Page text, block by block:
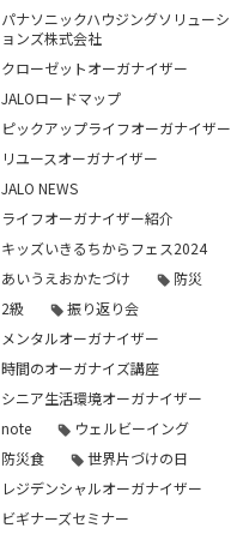
パナソニックハウジングソリューシ
ョンズ株式会社
クローゼットオーガナイザー
JALOロードマップ
ピックアップライフオーガナイザー
リユースオーガナイザー
JALO NEWS
ライフオーガナイザー紹介
キッズいきるちからフェス2024
あいうえおかたづけ
防災
2級
振り返り会
メンタルオーガナイザー
時間のオーガナイズ講座
シニア生活環境オーガナイザー
note
ウェルビーイング
防災食
世界片づけの日
レジデンシャルオーガナイザー
ビギナーズセミナー